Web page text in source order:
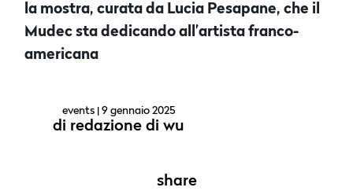
la mostra, curata da Lucia Pesapane, che il
Mudec sta dedicando all’artista franco-
americana
events| 9 gennaio 2025
di redazione di wu
share